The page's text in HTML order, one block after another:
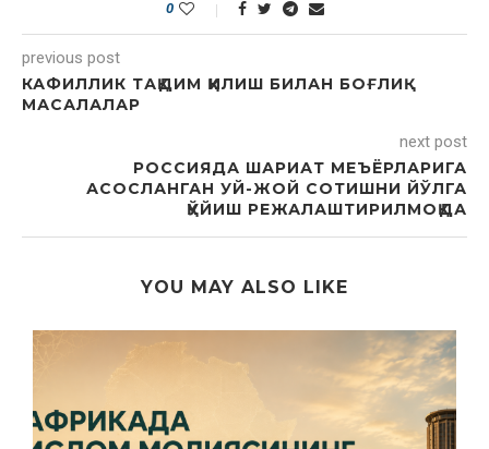
0
previous post
КАФИЛЛИК ТАҚДИМ ҚИЛИШ БИЛАН БОҒЛИҚ
МАСАЛАЛАР
next post
РОССИЯДА ШАРИАТ МЕЪЁРЛАРИГА
АСОСЛАНГАН УЙ-ЖОЙ СОТИШНИ ЙЎЛГА
ҚЎЙИШ РЕЖАЛАШТИРИЛМОҚДА
YOU MAY ALSO LIKE